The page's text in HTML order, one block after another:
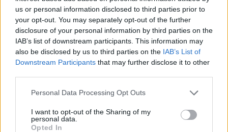
us or personal information disclosed to third parties prior to
your opt-out. You may separately opt-out of the further
disclosure of your personal information by third parties on the
IAB’s list of downstream participants. This information may
also be disclosed by us to third parties on the IAB’s List of
Downstream Participants that may further disclose it to other
Personal Data Processing Opt Outs
I want to opt-out of the Sharing of my
personal data.
Opted In
– Η απίθανη μεταμόρφωσή της
έγινε viral
ΠΡΙΝ 9 ΏΡΕΣ
Ενώ φρόντιζε όλους τους άλλους...
κανείς δεν φρόντισε για εκείνη
Χρήστος Δάντης: «Συνάδελφοι
προσπαθούν να ξεχάσουν ότι
έγραψα το """"My Number
One""""»
ΧΤΕΣ